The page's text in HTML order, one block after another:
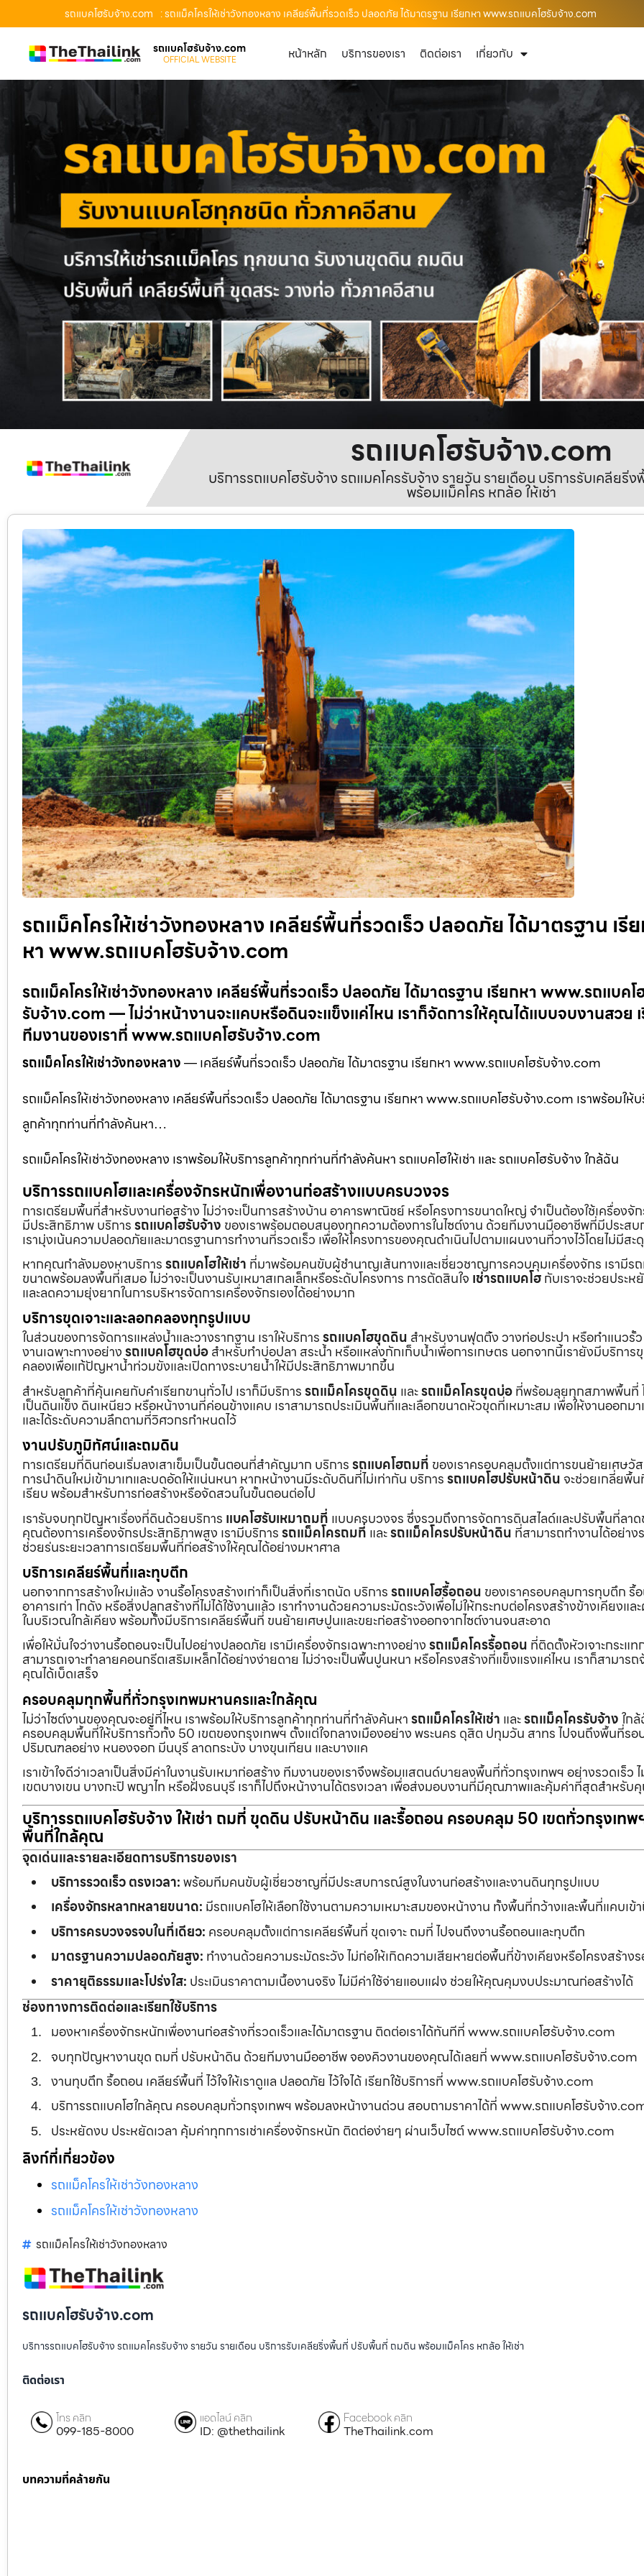
รถแบคโฮรับจ้าง.com : รถแม็คโครให้เช่าวังทองหลาง เคลียร์พื้นที่รวดเร็ว ปลอดภัย ได้มาตรฐาน เรียกหา www.รถแบคโฮรับจ้าง.com
รถแบคโฮรับจ้าง.com
OFFICIAL WEBSITE หน้าหลัก บริการของเรา ติดต่อเรา เกี่ยวกับ
รถแบคโฮรับจ้าง.com
บริการรถแบคโฮรับจ้าง รถแมคโครรับจ้าง รายวัน รายเดือน บริการรับเคลีย
พร้อมแม็คโคร หกล้อ ให้เช่า
รถแม็คโครให้เช่าวังทองหลาง เคลียร์พื้นที่รวดเร็ว ปลอดภัย ได้มาตรฐาน เรี
หา www.รถแบคโฮรับจ้าง.com
รถแม็คโครให้เช่าวังทองหลาง เคลียร์พื้นที่รวดเร็ว ปลอดภัย ได้มาตรฐาน เรียกหา www.รถแบคโ
รับจ้าง.com — ไม่ว่าหน้างานจะแคบหรือดินจะแข็งแค่ไหน เราก็จัดการให้คุณได้แบบจบงานสวย
ทีมงานของเราที่ www.รถแบคโฮรับจ้าง.com
รถแม็คโครให้เช่าวังทองหลาง— เคลียร์พื้นที่รวดเร็ว ปลอดภัย ได้มาตรฐาน เรียกหา www.รถแบคโฮรับจ้าง.com
รถแม็คโครให้เช่าวังทองหลาง เคลียร์พื้นที่รวดเร็ว ปลอดภัย ได้มาตรฐาน เรียกหา www.รถแบคโฮรับจ้าง.com เราพร้อมให้
ลูกค้าทุกท่านที่กำลังค้นหา…
รถแม็คโครให้เช่าวังทองหลาง เราพร้อมให้บริการลูกค้าทุกท่านที่กำลังค้นหา รถแบคโฮให้เช่า และ รถแบคโฮรับจ้าง ใกล้ฉัน
บริการรถแบคโฮและเครื่องจักรหนักเพื่องานก่อสร้างแบบครบวงจร
การเตรียมพื้นที่สำหรับงานก่อสร้าง ไม่ว่าจะเป็นการสร้างบ้าน อาคารพาณิชย์ หรือโครงการขนาดใหญ่ จำเป็นต้องใช้เครื่อง
มีประสิทธิภาพ บริการรถแบคโฮรับจ้าง ของเราพร้อมตอบสนองทุกความต้องการในไซต์งาน ด้วยทีมงานมืออาชีพที่มีประส
เรามุ่งเน้นความปลอดภัยและมาตรฐานการทำงานที่รวดเร็ว เพื่อให้โครงการของคุณดำเนินไปตามแผนงานที่วางไว้โดยไม่มีสะ
หากคุณกำลังมองหาบริการรถแบคโฮให้เช่า ที่มาพร้อมคนขับผู้ชำนาญเส้นทางและเชี่ยวชาญการควบคุมเครื่องจักร เรามีร
ขนาดพร้อมลงพื้นที่เสมอ ไม่ว่าจะเป็นงานรับเหมาสเกลเล็กหรือระดับโครงการ การตัดสินใจ เช่ารถแบคโฮกับเราจะช่วยประ
และลดความยุ่งยากในการบริหารจัดการเครื่องจักรเองได้อย่างมาก
บริการขุดเจาะและลอกคลองทุกรูปแบบ
ในส่วนของการจัดการแหล่งน้ำและวางรากฐาน เราให้บริการรถแบคโฮขุดดิน สำหรับงานฟุตติ้ง วางท่อประปา หรือทำแนวรั้
งานเฉพาะทางอย่างรถแบคโฮขุดบ่อสำหรับทำบ่อปลา สระน้ำ หรือแหล่งกักเก็บน้ำเพื่อการเกษตร นอกจากนี้เรายังมีบริการ
คลองเพื่อแก้ปัญหาน้ำท่วมขังและเปิดทางระบายน้ำให้มีประสิทธิภาพมากขึ้น
สำหรับลูกค้าที่คุ้นเคยกับคำเรียกขานทั่วไป เราก็มีบริการรถแม็คโครขุดดิน และรถแม็คโครขุดบ่อที่พร้อมลุยทุกสภาพพื้นที่
เป็นดินแข็ง ดินเหนียว หรือหน้างานที่ค่อนข้างแคบ เราสามารถประเมินพื้นที่และเลือกขนาดหัวขุดที่เหมาะสม เพื่อให้งานออกม
และได้ระดับความลึกตามที่วิศวกรกำหนดไว้
งานปรับภูมิทัศน์และถมดิน
การเตรียมที่ดินก่อนเริ่มลงเสาเข็มเป็นขั้นตอนที่สำคัญมาก บริการรถแบคโฮถมที่ ของเราครอบคลุมตั้งแต่การขนย้ายเศษวั
การนำดินใหม่เข้ามาเทและบดอัดให้แน่นหนา หากหน้างานมีระดับดินที่ไม่เท่ากัน บริการรถแบคโฮปรับหน้าดินจะช่วยเกลี่ยพื้น
เรียบ พร้อมสำหรับการก่อสร้างหรือจัดสวนในขั้นตอนต่อไป
เรารับจบทุกปัญหาเรื่องที่ดินด้วยบริการ แบคโฮรับเหมาถมที่ แบบครบวงจร ซึ่งรวมถึงการจัดการดินสไลด์และปรับพื้นที่ลา
คุณต้องการเครื่องจักรประสิทธิภาพสูง เรามีบริการรถแม็คโครถมที่ และรถแม็คโครปรับหน้าดิน ที่สามารถทำงานได้อย่าง
ช่วยร่นระยะเวลาการเตรียมพื้นที่ก่อสร้างให้คุณได้อย่างมหาศาล
บริการเคลียร์พื้นที่และทุบตึก
นอกจากการสร้างใหม่แล้ว งานรื้อโครงสร้างเก่าก็เป็นสิ่งที่เราถนัด บริการรถแบคโฮรื้อถอน ของเราครอบคลุมการทุบตึก รื้
อาคารเก่า โกดัง หรือสิ่งปลูกสร้างที่ไม่ได้ใช้งานแล้ว เราทำงานด้วยความระมัดระวังเพื่อไม่ให้กระทบต่อโครงสร้างข้างเคียงแ
ในบริเวณใกล้เคียง พร้อมทั้งมีบริการเคลียร์พื้นที่ ขนย้ายเศษปูนและขยะก่อสร้างออกจากไซต์งานจนสะอาด
เพื่อให้มั่นใจว่างานรื้อถอนจะเป็นไปอย่างปลอดภัย เรามีเครื่องจักรเฉพาะทางอย่างรถแม็คโครรื้อถอน ที่ติดตั้งหัวเจาะกระแ
สามารถเจาะทำลายคอนกรีตเสริมเหล็กได้อย่างง่ายดาย ไม่ว่าจะเป็นพื้นปูนหนา หรือโครงสร้างที่แข็งแรงแค่ไหน เราก็สามารถ
คุณได้เบ็ดเสร็จ
ครอบคลุมทุกพื้นที่ทั่วกรุงเทพมหานครและใกล้คุณ
ไม่ว่าไซต์งานของคุณจะอยู่ที่ไหน เราพร้อมให้บริการลูกค้าทุกท่านที่กำลังค้นหารถแม็คโครให้เช่า และรถแม็คโครรับจ้างใก
ครอบคลุมพื้นที่ให้บริการทั่วทั้ง 50 เขตของกรุงเทพฯ ตั้งแต่ใจกลางเมืองอย่าง พระนคร ดุสิต ปทุมวัน สาทร ไปจนถึงพื้นที่รอ
ปริมณฑลอย่าง หนองจอก มีนบุรี ลาดกระบัง บางขุนเทียน และบางแค
เราเข้าใจดีว่าเวลาเป็นสิ่งมีค่าในงานรับเหมาก่อสร้าง ทีมงานของเราจึงพร้อมแสตนด์บายลงพื้นที่ทั่วกรุงเทพฯ อย่างรวดเร็ว ไ
เขตบางเขน บางกะปิ พญาไท หรือฝั่งธนบุรี เราก็ไปถึงหน้างานได้ตรงเวลา เพื่อส่งมอบงานที่มีคุณภาพและคุ้มค่าที่สุดสำหรับ
บริการรถแบคโฮรับจ้าง ให้เช่า ถมที่ ขุดดิน ปรับหน้าดิน และรื้อถอน ครอบคลุม 50 เขตทั่วกรุงเทพ
พื้นที่ใกล้คุณ
จุดเด่นและรายละเอียดการบริการของเรา
บริการรวดเร็ว ตรงเวลา:พร้อมทีมคนขับผู้เชี่ยวชาญที่มีประสบการณ์สูงในงานก่อสร้างและงานดินทุกรูปแบบ
เครื่องจักรหลากหลายขนาด: มีรถแบคโฮให้เลือกใช้งานตามความเหมาะสมของหน้างาน ทั้งพื้นที่กว้างและพื้นที่แคบเข้
บริการครบวงจรจบในที่เดียว: ครอบคลุมตั้งแต่การเคลียร์พื้นที่ ขุดเจาะ ถมที่ ไปจนถึงงานรื้อถอนและทุบตึก
มาตรฐานความปลอดภัยสูง: ทำงานด้วยความระมัดระวัง ไม่ก่อให้เกิดความเสียหายต่อพื้นที่ข้างเคียงหรือโครงสร้าง
ราคายุติธรรมและโปร่งใส: ประเมินราคาตามเนื้องานจริง ไม่มีค่าใช้จ่ายแอบแฝง ช่วยให้คุณคุมงบประมาณก่อสร้างได้
ช่องทางการติดต่อและเรียกใช้บริการ
มองหาเครื่องจักรหนักเพื่องานก่อสร้างที่รวดเร็วและได้มาตรฐาน ติดต่อเราได้ทันทีที่ www.รถแบคโฮรับจ้าง.com
จบทุกปัญหางานขุด ถมที่ ปรับหน้าดิน ด้วยทีมงานมืออาชีพ จองคิวงานของคุณได้เลยที่ www.รถแบคโฮรับจ้าง.com
งานทุบตึก รื้อถอน เคลียร์พื้นที่ ไว้ใจให้เราดูแล ปลอดภัย ไว้ใจได้ เรียกใช้บริการที่ www.รถแบคโฮรับจ้าง.com
บริการรถแบคโฮใกล้คุณ ครอบคลุมทั่วกรุงเทพฯ พร้อมลงหน้างานด่วน สอบถามราคาได้ที่ www.รถแบคโฮรับจ้าง
ประหยัดงบ ประหยัดเวลา คุ้มค่าทุกการเช่าเครื่องจักรหนัก ติดต่อง่ายๆ ผ่านเว็บไซต์ www.รถแบคโฮรับจ้าง.com
ลิงก์ที่เกี่ยวข้อง
รถแม็คโครให้เช่าวังทองหลาง
รถแม็คโครให้เช่าวังทองหลาง
รถแม็คโครให้เช่าวังทองหลาง
รถแบคโฮรับจ้าง.com
บริการรถแบคโฮรับจ้าง รถแมคโครรับจ้าง รายวัน รายเดือน บริการรับเคลียริ่งพื้นที่ ปรับพื้นที่ ถมดิน พร้อมแม็คโคร หกล้อ ให้เช่า
ติดต่อเรา
โทร คลิก
099-185-8000
แอดไลน์ คลิก
ID: @thethailink
Facebook คลิก
TheThailink.com
บทความที่คล้ายกัน